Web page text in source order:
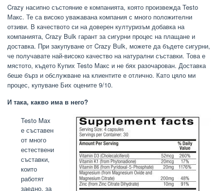
Crazy насипно състояние е компанията, която произвежда Testo
Макс. Те са високо уважавана компания с много положителни
отзиви. В качеството си на доверен културизъм добавка на
компанията, Crazy Bulk гарант за сигурни процес на плащане и
доставка. При закупуване от Crazy Bulk, можете да бъдете сигурни,
че получавате най-високо качество на натурални съставки. Това е
мястото, където Купих Testo Макс и не бях разочарован. Доставка
беше бърз и обслужване на клиентите е отлично. Като цяло ми
процес, купуване Бих оцените 9/10.
И така, какво има в него?
Testo Max
е съставен
от много
естествени
съставки,
които
работят
заедно, за